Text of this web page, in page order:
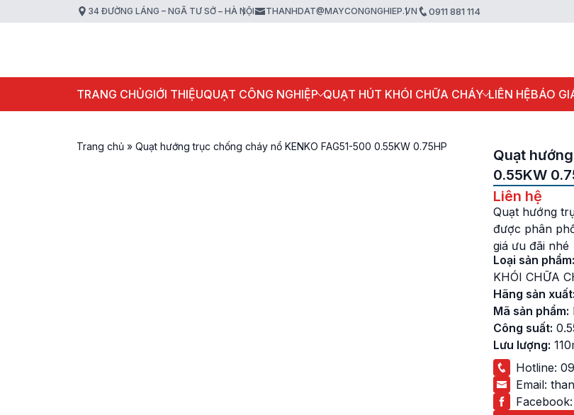
34 ĐƯỜNG LÁNG – NGÃ TƯ SỞ – HÀ NỘI THANHDAT@MAYCONGNGHIEP.VN 0911 881 114
TRANG CHỦGIỚI THIỆUQUẠT CÔNG NGHIỆP QUẠT HÚT KHÓI CHỮA CHÁY LIÊN HỆBÁO
Trang chủ » Quạt hướng trục chống cháy nổ KENKO FAG51-500 0.55KW 0.75HP
Quạt
0.55KW
Liên hệ
Quạt hướng
được phân
giá ưu đãi nhé
Loại sản phẩm:
KHÓI CHỮA
Hãng sản xuất:
Mã sản phẩm:
Công suất:
Lưu lượng:
Hotline:
Email:
Facebook: